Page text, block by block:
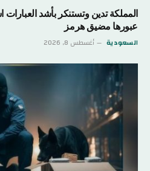
المملكة تدين وتستنكر بأشد العبارات
عبورها مضيق هرمز
السعودية أغسطس 8, 2026